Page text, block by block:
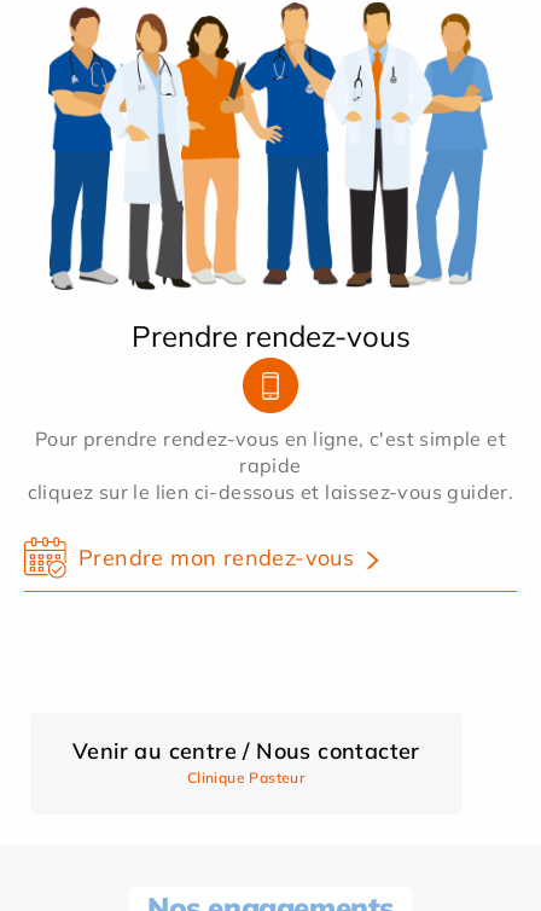
Prendre rendez-vous
Pour prendre rendez-vous en ligne, c'est simple et
rapide
cliquez sur le lien ci-dessous et laissez-vous guider.
Prendre mon rendez-vous
Venir au centre / Nous contacter
Clinique Pasteur